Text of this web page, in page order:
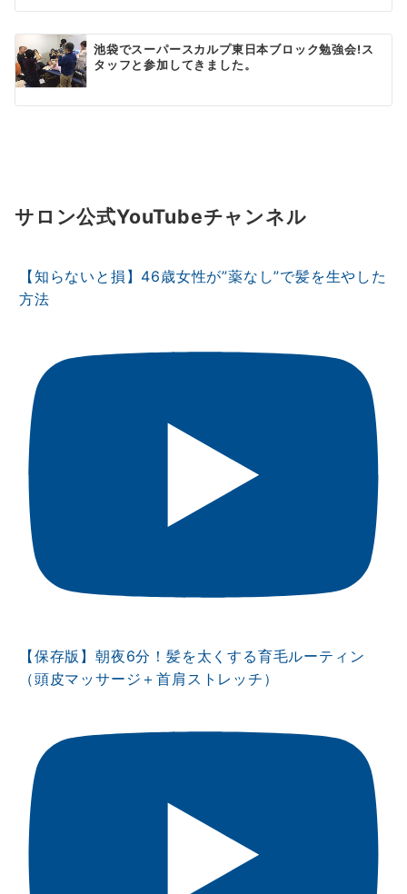
池袋でスーパースカルプ東日本ブロック勉強会!ス
タッフと参加してきました。
サロン公式YouTubeチャンネル
【知らないと損】46歳女性が”薬なし”で髪を生やした
方法
【保存版】朝夜6分！髪を太くする育毛ルーティン
（頭皮マッサージ＋首肩ストレッチ）